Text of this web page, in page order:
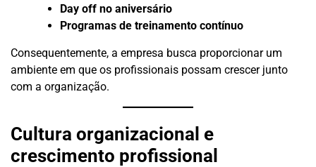
Day off no aniversário
Programas de treinamento contínuo
Consequentemente, a empresa busca proporcionar um
ambiente em que os profissionais possam crescer junto
com a organização.
Cultura organizacional e
crescimento profissional